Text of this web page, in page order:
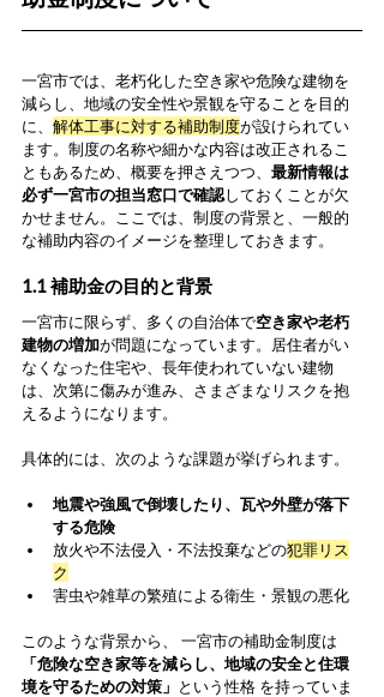
一宮市では、老朽化した空き家や危険な建物を
減らし、地域の安全性や景観を守ることを目的
に、 解体工事に対する補助制度が設けられてい
ます。制度の名称や細かな内容は改正されるこ
ともあるため、概要を押さえつつ、 最新情報は
必ず一宮市の担当窓口で確認しておくことが欠
かせません。ここでは、制度の背景と、一般的
な補助内容のイメージを整理しておきます。
1.1 補助金の目的と背景
一宮市に限らず、多くの自治体で空き家や老朽
建物の増加が問題になっています。居住者がい
なくなった住宅や、長年使われていない建物
は、次第に傷みが進み、さまざまなリスクを抱
えるようになります。
具体的には、次のような課題が挙げられます。
地震や強風で倒壊したり、瓦や外壁が落下
する危険
放火や不法侵入・不法投棄などの犯罪リス
ク
害虫や雑草の繁殖による衛生・景観の悪化
このような背景から、 一宮市の補助金制度は
「危険な空き家等を減らし、地域の安全と住環
境を守るための対策」 という性格 を持っていま